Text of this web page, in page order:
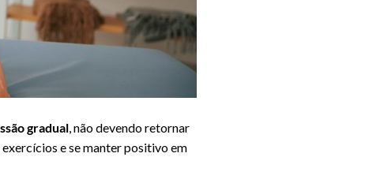
gradual , não devendo retornar
e se manter positivo em